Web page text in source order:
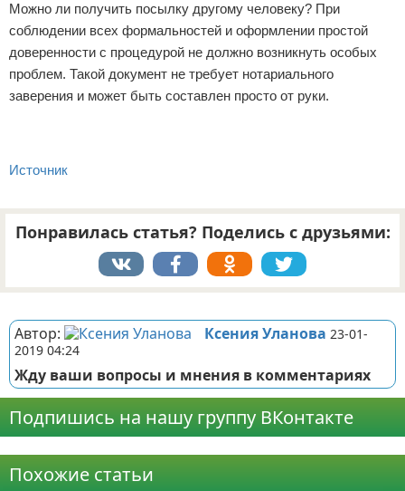
Можно ли получить посылку другому человеку? При
соблюдении всех формальностей и оформлении простой
доверенности с процедурой не должно возникнуть особых
проблем. Такой документ не требует нотариального
заверения и может быть составлен просто от руки.
Источник
Понравилась статья? Поделись с друзьями:
Автор: Ксения Уланова 23-01-
2019 04:24
Жду ваши вопросы и мнения в комментариях
Подпишись на нашу группу ВКонтакте
Похожие статьи